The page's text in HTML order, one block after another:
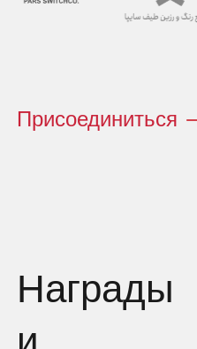
Присоединиться
Награды